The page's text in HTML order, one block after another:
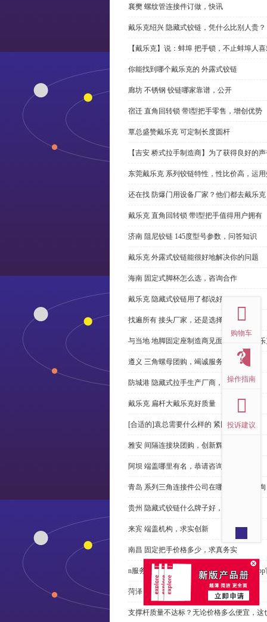
襄樊 螺纹管连接件订做，快讯
戴乐克绍兴 隐藏式铰链，凭什么比别人贵？
【戴乐克】说：蚌埠 把手锁，不止蚌埠人
你能找到哪个戴乐克的 外露式铰链
廊坊 不锈钢 铰链哪家靠谱，公开
宿迁 直角回转锁 带l型把手零售，增创优势
覃总盛赞戴乐克 可定制长度圆杆
【吉安 桥式拉手制造商】为了获得良好的
东莞戴乐克 系列铰链特性，性比价高，运
还在找 防爆门用设备厂家？他们都去戴乐克
戴乐克 直角回转锁 带l型把手值得用户拥有
济南 阻尼铰链 145度型号参数，问答知识
戴乐克 外露式铰链能很好地解决你的问题
海南 固定式脚杯怎么选，咨询合作
戴乐克 隐藏式铰链用了都说好
找遍所有 接头厂家，还是选择戴乐克
与当地 地脚固定座制造商见面很容易。戴
遵义 三角螺母团购，竭诚服务
防城港 隐藏式拉手生产厂商，尊重客户
戴乐克 扁杆大戴乐克好质量
[合适的]袁总需要什么样的 紧固件？
雅安 间隔连接块团购，创新辉煌
阿坝 端盖哪里有名，恭请咨询
青岛 系列三角连接件公司在哪里，免费咨询
贵州 隐藏式铰链什么牌子好，恭请来电
来宾 端盖机构，求实创新
南昌 固定把手价格多少，求真务实
n服务、戴乐克 半隐藏式铰链和米乐体育
菏泽 桥式拉手多少钱，性价比高
支撑杆质量不达标？无论价格多么便宜，这
购物车
操作指南
投诉建议